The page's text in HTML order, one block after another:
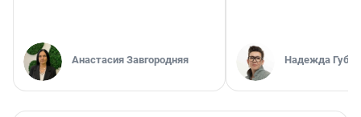
Анастасия Завгородняя Надежда